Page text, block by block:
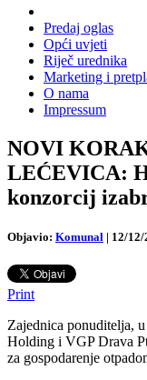
Predaj oglas
Opći uvjeti
Riječ urednika
Marketing i
O nama
Impressum
NOVI
LEĆEVICA:
konzorcij
Objavio: Komunal | 12/12/
Print
Zajednica ponuditelja,
Holding i VGP Drava
za gospodarenje